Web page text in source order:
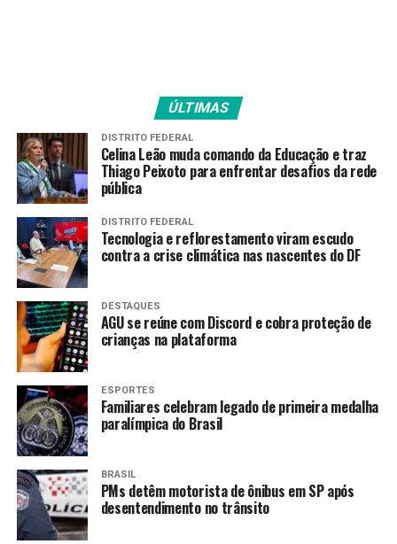
Fonte:Agência Brasil
TAGS
PRÓXIMO
Cidade do Paraná é atingida por ventos fortes de até
180 km/h
RECENTES
Ministro anuncia renovações automáticas de CNH para
bons motoristas
Amarildo Mota
ÚLTIMAS
DISTRITO FEDERAL
Celina Leão muda comando da Educação e traz
Thiago Peixoto para enfrentar desafios da rede
pública
DISTRITO FEDERAL
Tecnologia e reflorestamento viram escudo
contra a crise climática nas nascentes do DF
DESTAQUES
AGU se reúne com Discord e cobra proteção de
crianças na plataforma
ESPORTES
Familiares celebram legado de primeira medalha
paralímpica do Brasil
BRASIL
PMs detêm motorista de ônibus em SP após
desentendimento no trânsito